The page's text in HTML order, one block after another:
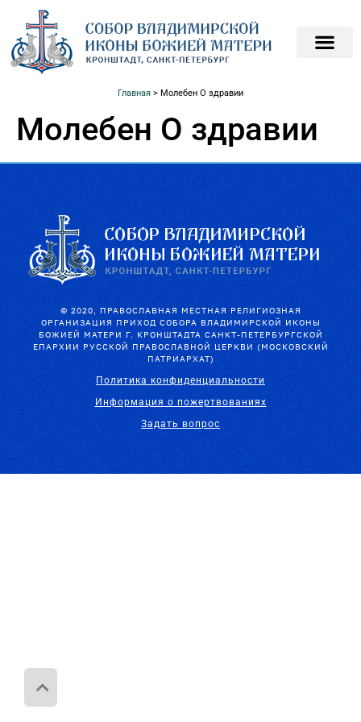
Главная > Молебен О здравии
Молебен О здравии
© 2020, ПРАВОСЛАВНАЯ МЕСТНАЯ РЕЛИГИОЗНАЯ
ОРГАНИЗАЦИЯ ПРИХОД СОБОРА ВЛАДИМИРСКОЙ ИКОНЫ
БОЖИЕЙ МАТЕРИ Г. КРОНШТАДТА САНКТ-ПЕТЕРБУРГСКОЙ
ЕПАРХИИ РУССКОЙ ПРАВОСЛАВНОЙ ЦЕРКВИ (МОСКОВСКИЙ
ПАТРИАРХАТ)
Политика конфиденциальности
Информация о пожертвованиях
Задать вопрос